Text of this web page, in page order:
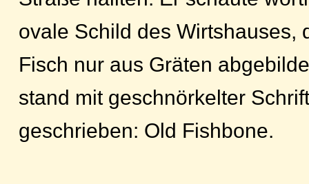
ovale Schild des Wirtshauses,
Fisch nur aus Gräten
stand mit geschnörkelter
geschrieben: Old Fishbone.